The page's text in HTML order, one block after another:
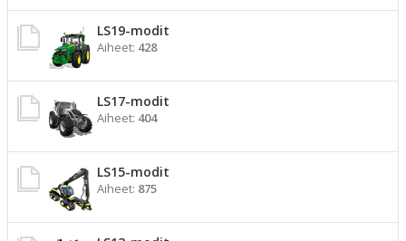
LS19-modit
Aiheet: 428
LS17-modit
Aiheet: 404
LS15-modit
Aiheet: 875